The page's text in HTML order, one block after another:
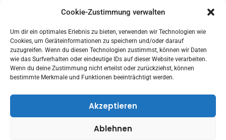
Cookie-Zustimmung verwalten
Um dir ein optimales Erlebnis zu bieten, verwenden wir Technologien wie
Cookies, um Geräteinformationen zu speichern und/oder darauf
zuzugreifen. Wenn du diesen Technologien zustimmst, können wir Daten
wie das Surfverhalten oder eindeutige IDs auf dieser Website verarbeiten.
Wenn du deine Zustimmung nicht erteilst oder zurückziehst, können
bestimmte Merkmale und Funktionen beeinträchtigt werden.
Akzeptieren
Ablehnen
ABONNIEREN & FOLGEN